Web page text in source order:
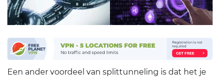
Een ander voordeel van splittunneling is dat het je